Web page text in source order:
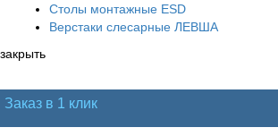
Столы монтажные ESD
Верстаки слесарные ЛЕВША
закрыть
Заказ в 1 клик